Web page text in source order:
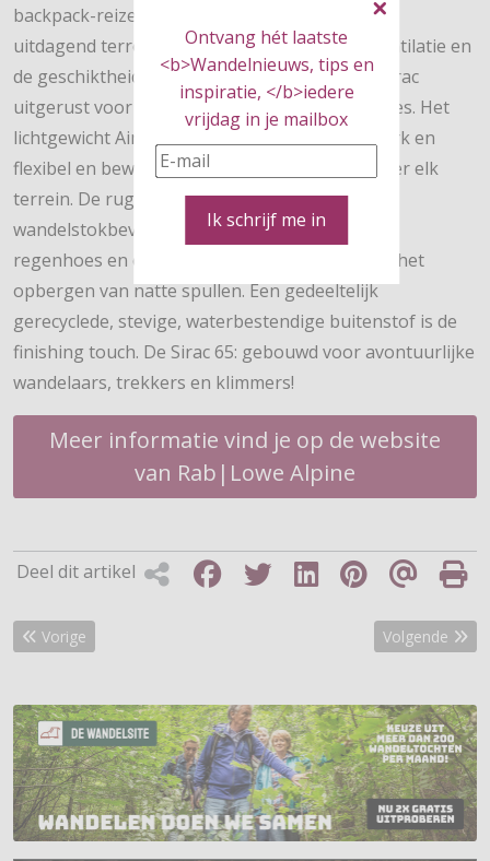
Ontvang hét laatste
<b>Wandelnieuws, tips en
inspiratie, </b>iedere
vrijdag in je mailbox
Ik schrijf me in
backpack-reizen en lichtgewicht trekkings over
uitdagend terrein. Vanwege de uitstekende ventilatie en
de geschiktheid voor een drinksysteem is de Sirac
uitgerust voor warm weer en technische paadjes. Het
lichtgewicht Air Contour X draagsysteem is sterk en
flexibel en beweegt gemakkelijk met je mee over elk
terrein. De rugzak is voorzien van
wandelstokbevestigingen, een geïntegreerde
regenhoes en elastische zijvakken; ideaal voor het
opbergen van natte spullen. Een gedeeltelijk
gerecyclede, stevige, waterbestendige buitenstof is de
finishing touch. De Sirac 65: gebouwd voor avontuurlijke
wandelaars, trekkers en klimmers!
Meer informatie vind je op de website
van Rab|Lowe Alpine
Deel dit artikel
Vorig artikel: Herfstwandeling in de Val di Fassa Dolomieten
Vorige Volgende
Volgende